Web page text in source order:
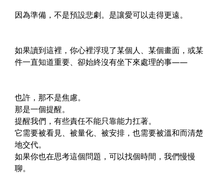
因為準備，不是預設悲劇。是讓愛可以走得更遠。
如果讀到這裡，你心裡浮現了某個人、某個畫面，或某
件一直知道重要、卻始終沒有坐下來處理的事——
也許，那不是焦慮。
那是一個提醒。
提醒我們，有些責任不能只靠能力扛著。
它需要被看見、被量化、被安排，也需要被溫和而清楚
地交代。
如果你也在思考這個問題，可以找個時間，我們慢慢
聊。